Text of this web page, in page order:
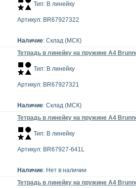
Тип: В линейку
Артикул: BR67927322
Наличие: Склад (МСК)
Тетрадь в линейку на пружине А4
Тип: В линейку
Артикул: BR67927321
Наличие: Склад (МСК)
Тетрадь в линейку на пружине А4
Тип: В линейку
Артикул: BR67927-641L
Наличие: Нет в наличии
Тетрадь в линейку на пружине А4